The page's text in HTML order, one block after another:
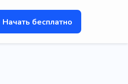
Начать бесплатно